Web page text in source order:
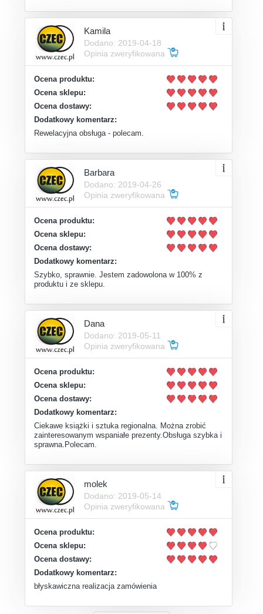
Kamila
Dodano: 2019-04-18
Opinia zweryfikowana
Ocena produktu:
Ocena sklepu:
Ocena dostawy:
Dodatkowy komentarz:
Rewelacyjna obsługa - polecam.
Barbara
Dodano: 2019-04-26
Opinia zweryfikowana
Ocena produktu:
Ocena sklepu:
Ocena dostawy:
Dodatkowy komentarz:
Szybko, sprawnie. Jestem zadowolona w 100% z
produktu i ze sklepu.
Dana
Dodano: 2019-05-11
Opinia zweryfikowana
Ocena produktu:
Ocena sklepu:
Ocena dostawy:
Dodatkowy komentarz:
Ciekawe książki i sztuka regionalna. Można zrobić
zainteresowanym wspaniałe prezenty.Obsługa szybka i
sprawna.Polecam.
molek
Dodano: 2019-05-14
Opinia zweryfikowana
Ocena produktu:
Ocena sklepu:
Ocena dostawy:
Dodatkowy komentarz:
błyskawiczna realizacja zamówienia